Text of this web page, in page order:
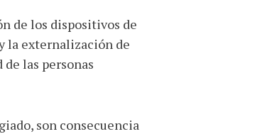
de los dispositivos de
la externalización de
las personas
son consecuencia